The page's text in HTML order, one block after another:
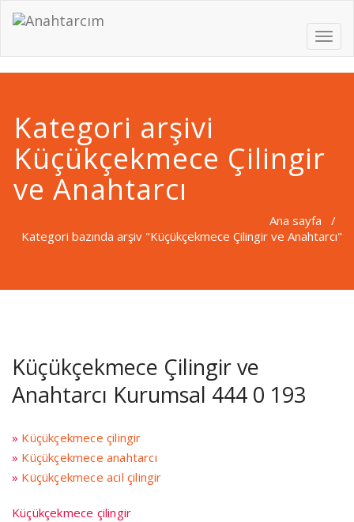
Kategori arşivi
Küçükçekmece Çilingir
ve Anahtarcı
Ana sayfa /
Kategori bazında arşiv "Küçükçekmece Çilingir ve Anahtarcı"
Küçükçekmece Çilingir ve
Anahtarcı Kurumsal 444 0 193
» Küçükçekmece çilingir
» Küçükçekmece anahtarcı
» Küçükçekmece acil çilingir
Küçükçekmece çilingir